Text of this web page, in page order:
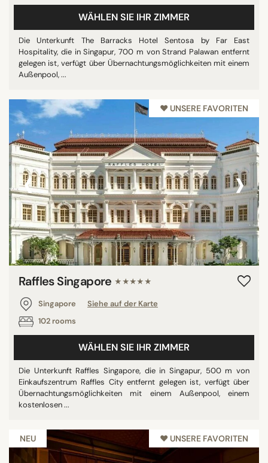
WÄHLEN SIE IHR ZIMMER
Die Unterkunft The Barracks Hotel Sentosa by Far East
Hospitality, die in Singapur, 700 m von Strand Palawan entfernt
gelegen ist, verfügt über Übernachtungsmöglichkeiten mit einem
Außenpool, ...
♥︎ UNSERE FAVORITEN
‹ ›
Raffles Singapore ★★★★★
Singapore
Siehe auf der Karte
102 rooms
WÄHLEN SIE IHR ZIMMER
Die Unterkunft Raffles Singapore, die in Singapur, 500 m von
Einkaufszentrum Raffles City entfernt gelegen ist, verfügt über
Übernachtungsmöglichkeiten mit einem Außenpool, einem
kostenlosen ...
NEU ♥︎ UNSERE FAVORITEN